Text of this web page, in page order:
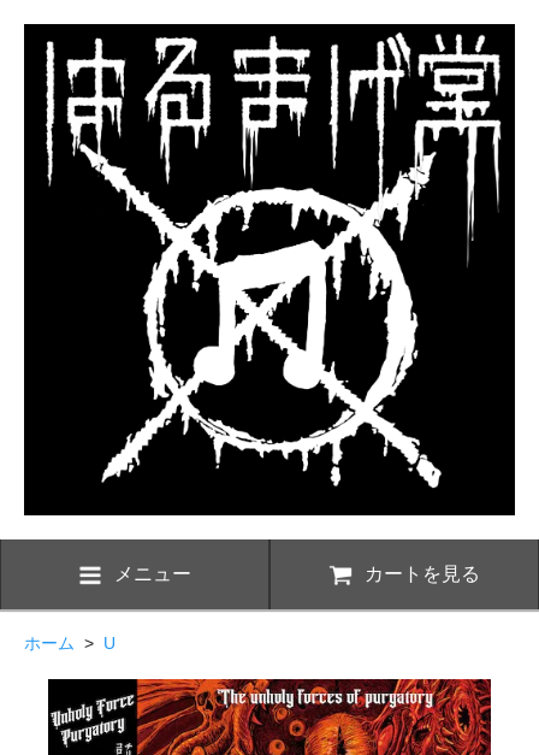
メニュー カートを見る
ホーム > U